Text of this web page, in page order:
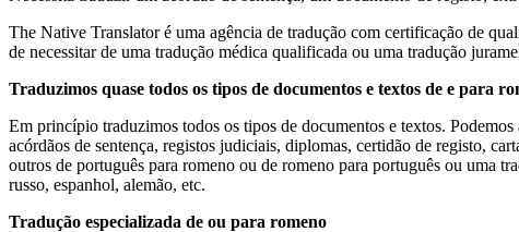
The Native Translator é uma agência de tradução com certificação de
de necessitar de uma tradução médica qualificada ou uma tradução
Traduzimos quase todos os tipos de documentos e textos de e para
Em princípio traduzimos todos os tipos de documentos e textos.
acórdãos de sentença, registos judiciais, diplomas, certidão de registo,
outros de português para romeno ou de romeno para português ou uma
russo, espanhol, alemão, etc.
Tradução especializada de ou para romeno